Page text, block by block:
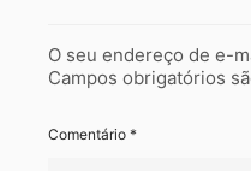
O seu endereço de e-
Campos obrigatórios
Comentário *